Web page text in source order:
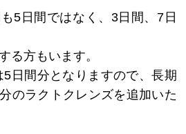
5日間ではなく、3日間、7日
る方もいます。
日間分となりますので、長期
のラクトクレンズを追加いた